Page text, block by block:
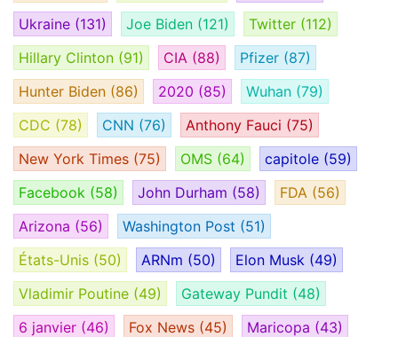
Ukraine (131) Joe Biden (121) Twitter (112)
Hillary Clinton (91) CIA (88) Pfizer (87)
Hunter Biden (86) 2020 (85) Wuhan (79)
CDC (78) CNN (76) Anthony Fauci (75)
New York Times (75) OMS (64) capitole (59)
Facebook (58) John Durham (58) FDA (56)
Arizona (56) Washington Post (51)
États-Unis (50) ARNm (50) Elon Musk (49)
Vladimir Poutine (49) Gateway Pundit (48)
6 janvier (46) Fox News (45) Maricopa (43)